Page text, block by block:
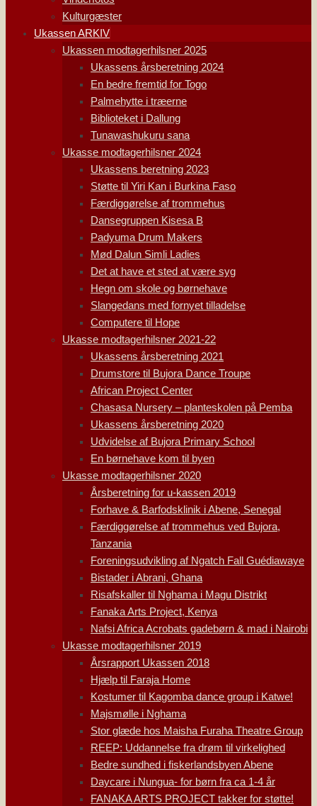
Kulturgæster
Ukassen ARKIV
Ukassen modtagerhilsner 2025
Ukassens årsberetning 2024
En bedre fremtid for Togo
Palmehytte i træerne
Biblioteket i Dallung
Tunawashukuru sana
Ukasse modtagerhilsner 2024
Ukassens beretning 2023
Støtte til Yiri Kan i Burkina Faso
Færdiggørelse af trommehus
Dansegruppen Kisesa B
Padyuma Drum Makers
Mød Dalun Simli Ladies
Det at have et sted at være syg
Hegn om skole og børnehave
Slangedans med fornyet tilladelse
Computere til Hope
Ukasse modtagerhilsner 2021-22
Ukassens årsberetning 2021
Drumstore til Bujora Dance Troupe
African Project Center
Chasasa Nursery – planteskolen på Pemba
Ukassens årsberetning 2020
Udvidelse af Bujora Primary School
En børnehave kom til byen
Ukasse modtagerhilsner 2020
Årsberetning for u-kassen 2019
Forhave & Barfodsklinik i Abene, Senegal
Færdiggørelse af trommehus ved Bujora,
Tanzania
Foreningsudvikling af Ngatch Fall Guédiawaye
Bistader i Abrani, Ghana
Risafskaller til Nghama i Magu Distrikt
Fanaka Arts Project, Kenya
Nafsi Africa Acrobats gadebørn & mad i Nairobi
Ukasse modtagerhilsner 2019
Årsrapport Ukassen 2018
Hjælp til Faraja Home
Kostumer til Kagomba dance group i Katwe!
Majsmølle i Nghama
Stor glæde hos Maisha Furaha Theatre Group
REEP: Uddannelse fra drøm til virkelighed
Bedre sundhed i fiskerlandsbyen Abene
Daycare i Nungua- for børn fra ca 1-4 år
FANAKA ARTS PROJECT takker for støtte!